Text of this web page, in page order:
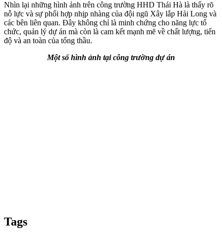
Nhìn lại những hình ảnh trên công trường HHD Thái Hà là thấy rõ
nỗ lực và sự phối hợp nhịp nhàng của đội ngũ Xây lắp Hải Long và
các bên liên quan. Đây không chỉ là minh chứng cho năng lực tổ
chức, quản lý dự án mà còn là cam kết mạnh mẽ về chất lượng, tiến
độ và an toàn của tổng thầu.
Một số hình ảnh tại công trường dự án
Tags